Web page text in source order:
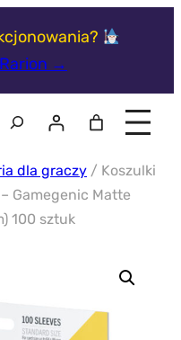
→
Szukaj
dla graczy / Koszulki
Gamegenic Matte
100 sztuk